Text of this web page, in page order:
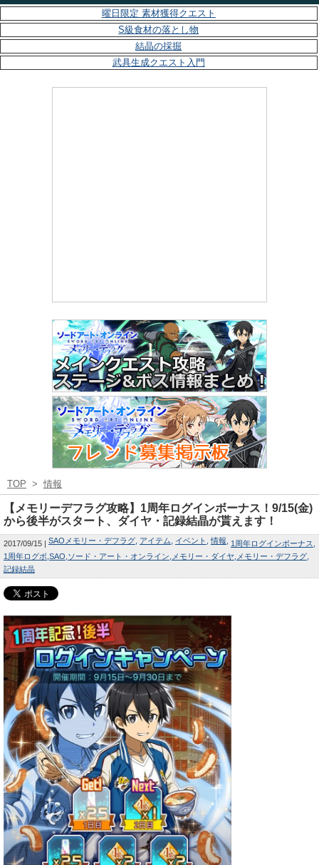
曜日限定 素材獲得クエスト
S級食材の落とし物
結晶の採掘
武具生成クエスト入門
TOP > 情報
【メモリーデフラグ攻略】1周年ログインボーナス！9/15(金)
から後半がスタート、ダイヤ・記録結晶が貰えます！
2017/09/15 SAOメモリー・デフラグ アイテム イベント 情報
1周年ログインボーナス
1周年ログボ SAO ソード・アート・オンライン メモリー・ダイヤ メモリー・デフラグ
記録結晶